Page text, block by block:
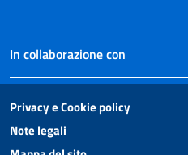
In collaborazione con
Privacy e Cookie policy
Note legali